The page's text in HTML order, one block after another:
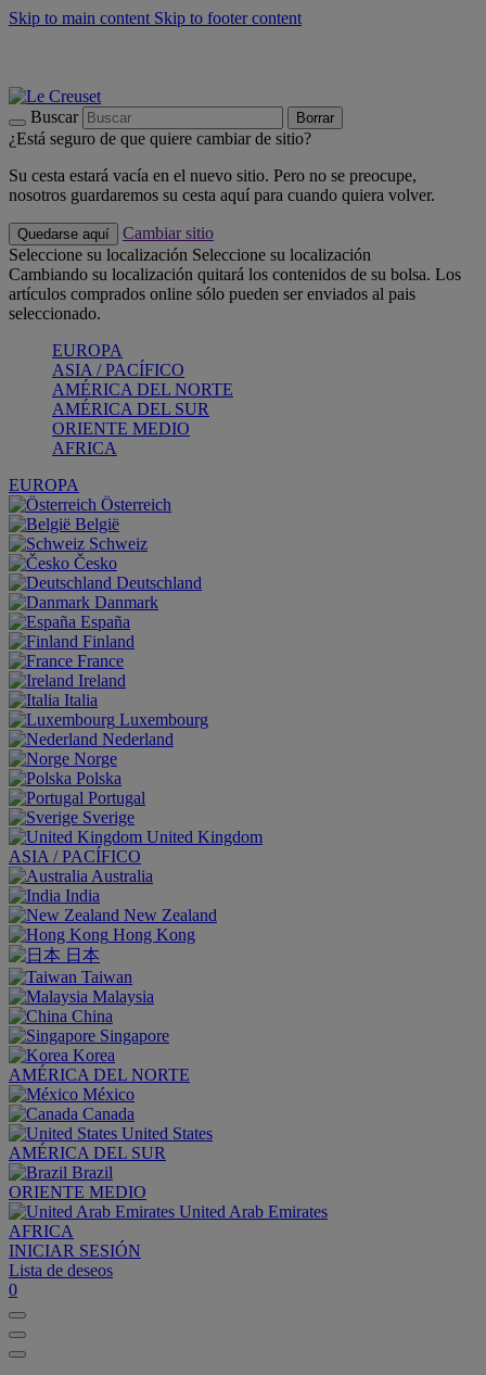
Skip to main content Skip to footer content
Buscar Borrar
¿Está seguro de que quiere cambiar de sitio?
Su cesta estará vacía en el nuevo sitio. Pero no se preocupe,
nosotros guardaremos su cesta aquí para cuando quiera volver.
Quedarse aquí
Cambiar sitio
Seleccione su localización Seleccione su localización
Cambiando su localización quitará los contenidos de su bolsa. Los
artículos comprados online sólo pueden ser enviados al pais
seleccionado.
EUROPA
ASIA / PACÍFICO
AMÉRICA DEL NORTE
AMÉRICA DEL SUR
ORIENTE MEDIO
AFRICA
EUROPA
Österreich
België
Schweiz
Česko
Deutschland
Danmark
España
Finland
France
Ireland
Italia
Luxembourg
Nederland
Norge
Polska
Portugal
Sverige
United Kingdom
ASIA / PACÍFICO
Australia
India
New Zealand
Hong Kong
日本
Taiwan
Malaysia
China
Singapore
Korea
AMÉRICA DEL NORTE
México
Canada
United States
AMÉRICA DEL SUR
Brazil
ORIENTE MEDIO
United Arab Emirates
AFRICA
INICIAR SESIÓN
Lista de deseos
0